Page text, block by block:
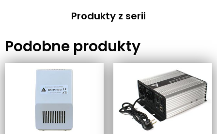
Produkty z serii
Podobne produkty